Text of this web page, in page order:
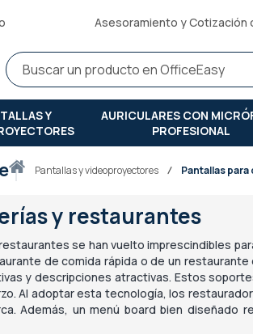
Asesoramiento y Cotización
Y
AURICULARES CON
PROFESIONAL
Iniciopantallas y videoproyectores Pantallas
y restaurantes
se han vuelto imprescindibles
de comida rápida o de un
y descripciones atractivas. Estos
Al adoptar esta tecnología, los
Además, un menú board bien